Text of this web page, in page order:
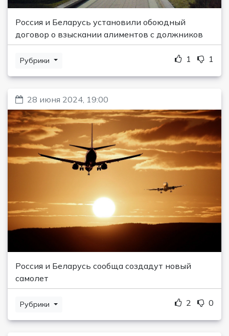
Россия и Беларусь установили обоюдный
договор о взыскании алиментов с должников
Рубрики 1 1
28 июня 2024, 19:00
Россия и Беларусь сообща создадут новый
самолет
Рубрики 2 0